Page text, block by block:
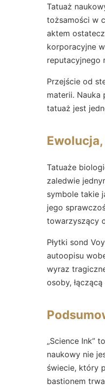
Tatuaż
tożsamości w
aktem
korporacyjne
reputacyjnego
Przejście od
materii. Nauka
tatuaż jest
Tatuaże
zaledwie
symbole takie
jego
towarzyszący
Płytki sond
autoopisu
wyraz
osoby,
„Science Ink”
naukowy nie
świecie, który
bastionem